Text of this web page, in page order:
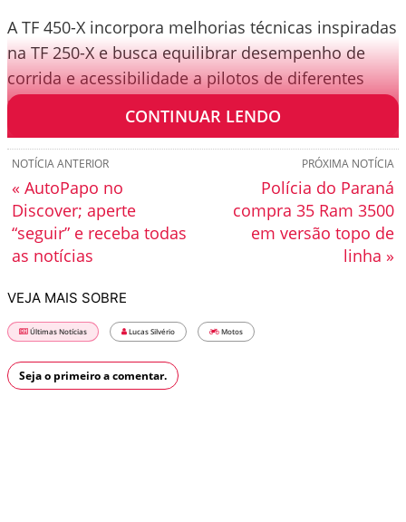
A TF 450-X incorpora melhorias técnicas inspiradas
na TF 250-X e busca equilibrar desempenho de
corrida e acessibilidade a pilotos de diferentes
níveis.
CONTINUAR LENDO
PRÓXIMA NOTÍCIA
Polícia do Paraná
compra 35 Ram 3500
em versão topo de
linha »
NOTÍCIA ANTERIOR
« AutoPapo no
Discover; aperte
“seguir” e receba todas
as notícias
VEJA MAIS SOBRE
Últimas Notícias Lucas Silvério Motos
Seja o primeiro a comentar.